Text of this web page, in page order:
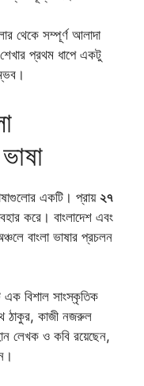
থেকে সম্পূর্ণ আলাদা
প্রথম ধাপে একটু
একটি। প্রায় ২৭
করে। বাংলাদেশ এবং
বাংলা ভাষার প্রচলন
এক বিশাল সাংস্কৃতিক
ঠাকুর, কাজী নজরুল
লেখক ও কবি রয়েছেন,